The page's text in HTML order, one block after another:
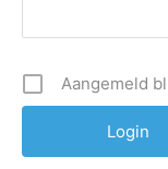
Aangemeld